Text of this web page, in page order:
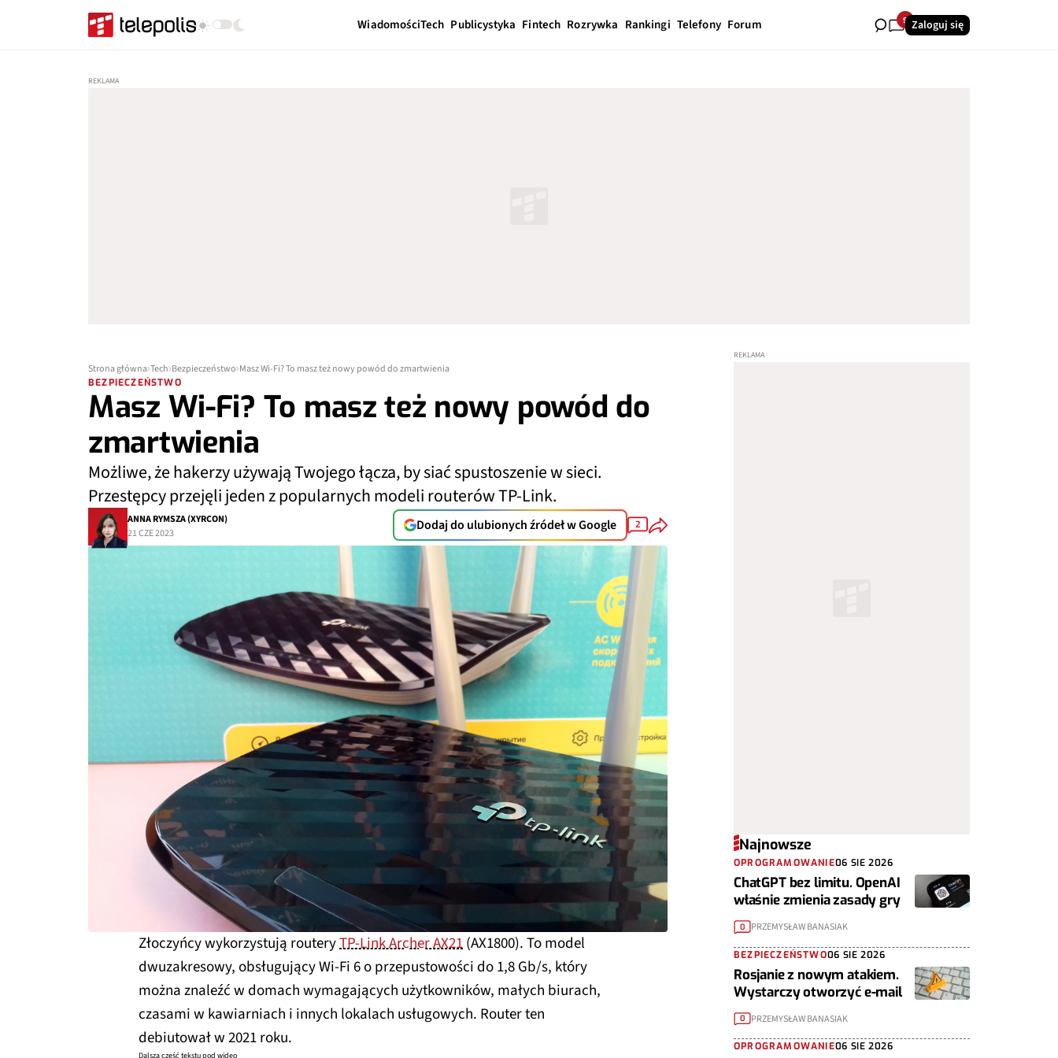
WiadomościTech Publicystyka Fintech Rozrywka Rankingi Telefony Forum 9 Zaloguj się
Strona główna Tech Bezpieczeństwo Masz Wi-Fi? To masz też nowy powód do zmartwienia
BEZPIECZEŃSTWO
Masz Wi-Fi? To masz też nowy powód do
zmartwienia
Możliwe, że hakerzy używają Twojego łącza, by siać spustoszenie w sieci.
Przestępcy przejęli jeden z popularnych modeli routerów TP-Link.
ANNA RYMSZA (XYRCON)
21 CZE 2023
Dodaj do ulubionych źródeł w Google 2
Złoczyńcy wykorzystują routeryTP-Link Archer AX21(AX1800). To model
dwuzakresowy, obsługujący Wi-Fi 6 o przepustowości do 1,8 Gb/s, który
można znaleźć w domach wymagających użytkowników, małych biurach,
czasami w kawiarniach i innych lokalach usługowych. Router ten
debiutował w 2021 roku.
Dalsza część tekstu pod wideo
Najnowsze
OPROGRAMOWANIE06 SIE 2026
ChatGPT bez limitu. OpenAI
właśnie zmienia zasady gry
0 PRZEMYSŁAW BANASIAK
BEZPIECZEŃSTWO06 SIE 2026
Rosjanie z nowym atakiem.
Wystarczy otworzyć e-mail
0 PRZEMYSŁAW BANASIAK
OPROGRAMOWANIE06 SIE 2026